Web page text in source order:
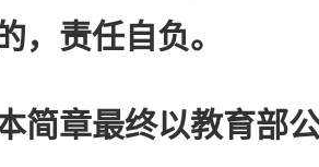
，责任自负。
章最终以教育部公